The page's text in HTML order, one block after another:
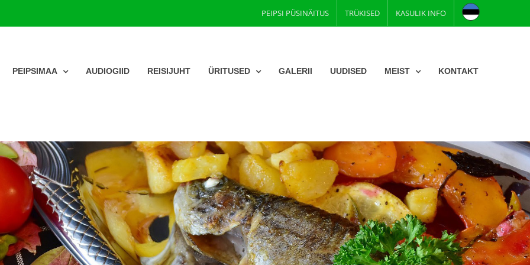
PEIPSI PÜSINÄITUS TRÜKISED KASULIK INFO
PEIPSIMAA AUDIOGIID REISIJUHT ÜRITUSED GALERII UUDISED MEIST KONTAKT